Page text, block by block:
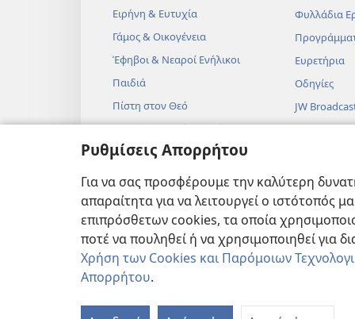
Ρυθμίσεις Απορρήτου
Για να σας προσφέρουμε την καλύτερη
απαραίτητα για να λειτουργεί ο ιστότοπός
επιπρόσθετων cookies, τα οποία
ποτέ να πουληθεί ή να χρησιμοποιηθεί για
Χρήση των Cookies και Παρόμοιων
Απορρήτου.
Ειρήνη & Ευτυχία
Γάμος & Οικογένεια
Έφηβοι & Νεαροί Ενήλικοι
Παιδιά
Πίστη στον Θεό
Επιστήμη & Αγία Γραφή
Ιστορία & Αγία Γραφή
Φυλλάδια
Ευρετήρια
Οδηγίες
JW
Βίντεο
Ηχητικά
Αναγνώσεις